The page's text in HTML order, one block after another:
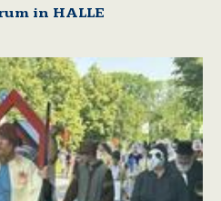
in HALLE